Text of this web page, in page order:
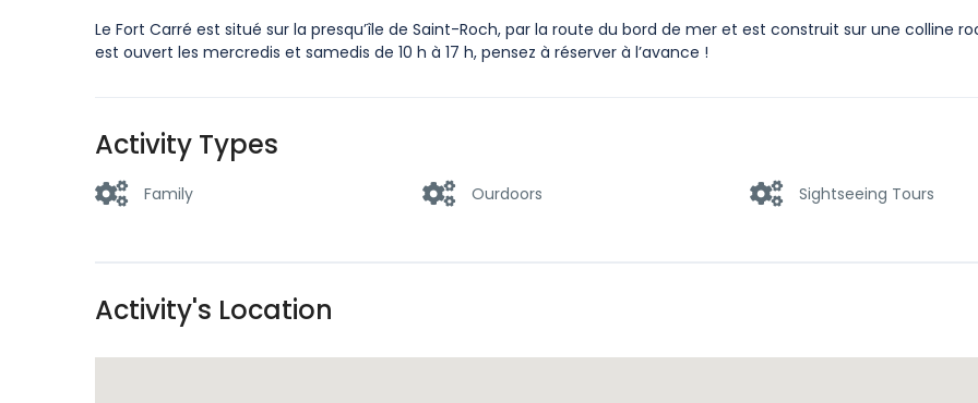
Le Fort Carré est situé sur la presqu’île de Saint-Roch, par la route du bord de mer et est construit sur une colline
est ouvert les mercredis et samedis de 10 h à 17 h, pensez à réserver à l’avance !
Activity Types
Family Ourdoors Sightseeing Tours
Activity's Location